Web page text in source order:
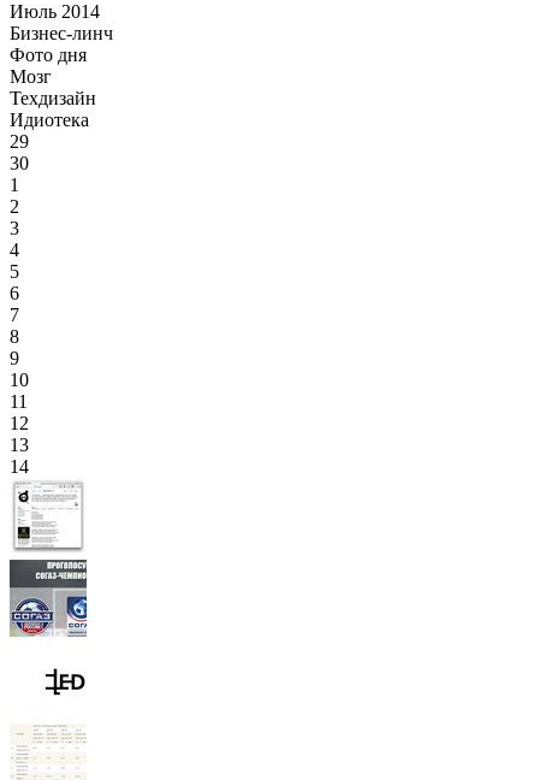
Июль 2014
Бизнес-линч
Фото дня
Мозг
Техдизайн
Идиотека
29
30
1
2
3
4
5
6
7
8
9
10
11
12
13
14